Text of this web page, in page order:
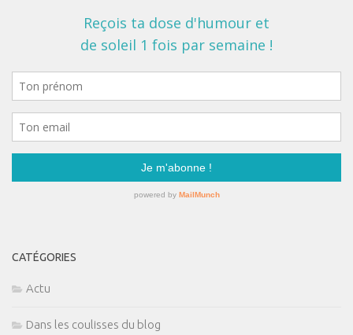
CATÉGORIES
Actu
Dans les coulisses du blog